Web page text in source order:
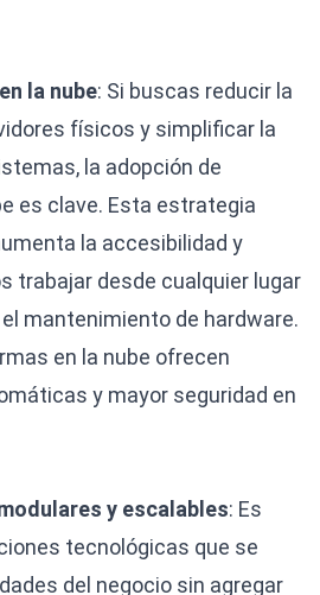
la nube: Si buscas reducir la
físicos y simplificar la
la adopción de
es clave. Esta estrategia
la accesibilidad y
trabajar desde cualquier lugar
mantenimiento de hardware.
en la nube ofrecen
y mayor seguridad en
y escalables: Es
tecnológicas que se
del negocio sin agregar